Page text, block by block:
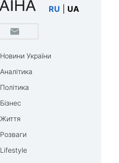
RU UA
Новини України
Аналітика
Політика
Бізнес
Життя
Розваги
Lifestyle